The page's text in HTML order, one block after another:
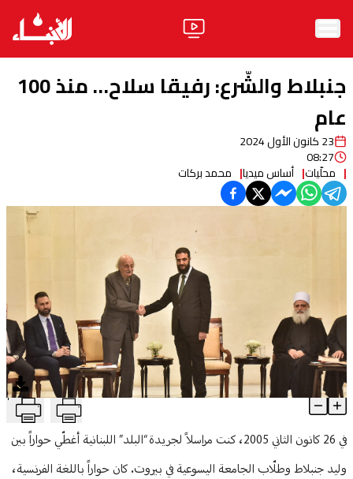
الأخبار
ثقافة ومجتمع
منوعات
آراء
فيديو
مواقف
ابحث
جنبلاط والشّرع: رفيقا سلاح… منذ 100
عام
23 كانون الأول 2024
08:27
محلّيات أساس ميديا محمد بركات
جنبلاط والشّرع: رفيقا سلاح… منذ 100 عام T
Article Content
في 26 كانون الثاني 2005، كنت مراسلاً لجريدة “البلد” اللبنانية أغطّي حواراً بين
وليد جنبلاط وطلّاب الجامعة اليسوعية في بيروت. كان حواراً باللغة الفرنسية،